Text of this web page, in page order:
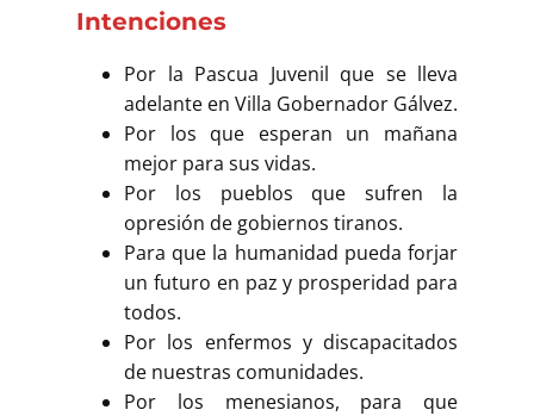
Intenciones
Por la Pascua Juvenil que se lleva
adelante en Villa Gobernador Gálvez.
Por los que esperan un mañana
mejor para sus vidas.
Por los pueblos que sufren la
opresión de gobiernos tiranos.
Para que la humanidad pueda forjar
un futuro en paz y prosperidad para
todos.
Por los enfermos y discapacitados
de nuestras comunidades.
Por los menesianos, para que